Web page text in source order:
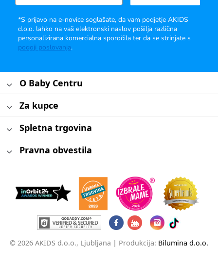
*S prijavo na e-novice soglašate, da vam podjetje AKIDS
d.o.o. lahko na vaš elektronski naslov pošilja različna
personalizirana komercialna sporočila ter da se strinjate s
pogoji poslovanja.
O Baby Centru
Za kupce
Spletna trgovina
Pravna obvestila
© 2026 AKIDS d.o.o., Ljubljana | Produkcija: Bilumina d.o.o.